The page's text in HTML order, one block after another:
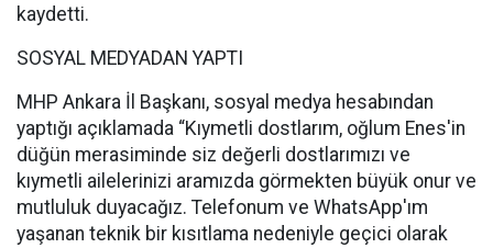
kaydetti.
SOSYAL MEDYADAN YAPTI
MHP Ankara İl Başkanı, sosyal medya hesabından
yaptığı açıklamada “Kıymetli dostlarım, oğlum Enes'in
düğün merasiminde siz değerli dostlarımızı ve
kıymetli ailelerinizi aramızda görmekten büyük onur ve
mutluluk duyacağız. Telefonum ve WhatsApp'ım
yaşanan teknik bir kısıtlama nedeniyle geçici olarak